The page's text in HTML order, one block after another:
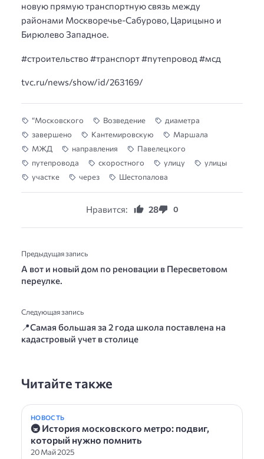
новую прямую транспортную связь между
районами Москворечье-Сабурово, Царицыно и
Бирюлево Западное.
#строительство #транспорт #путепровод #мсд
tvc.ru/news/show/id/263169/
“Московского Возведение
диаметра
завершено
Кантемировскую
Маршала
МЖД
направления
Павелецкого
путепровода
скоростного улицу
улицы
участке
через Шестопалова
Нравится: 28 0
Предыдущая запись
А вот и новый дом по реновации в Пересветовом
переулке.
Следующая запись
📍Самая большая за 2 года школа поставлена на
кадастровый учет в столице
Читайте также
НОВОСТЬ
🚇 История московского метро: подвиг,
который нужно помнить
20 Май 2025